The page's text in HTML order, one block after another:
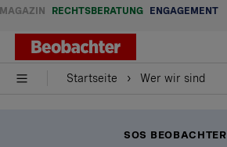
MAGAZIN RECHTSBERATUNG ENGAGEMENT
Startseite Wer wir sind
SOS BEOBACHTER